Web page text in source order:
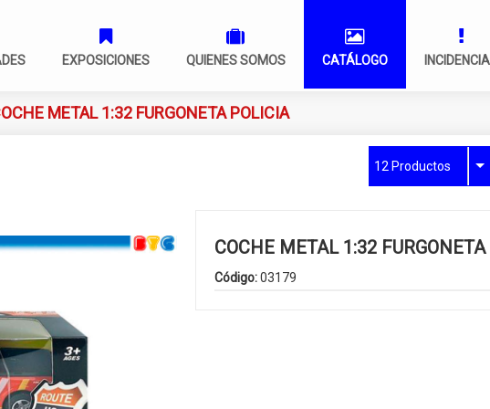
EXPOSICIONES QUIENES SOMOS CATÁLOGO
METAL 1:32 FURGONETA POLICIA
12 Productos
COCHE METAL 1:32
Código:03179